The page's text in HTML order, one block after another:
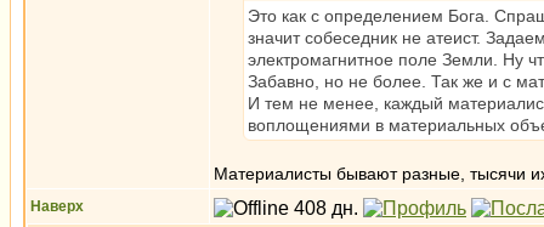
Это как с определением Бога.
значит собеседник не атеист.
электромагнитное поле Земли. Ну
Забавно, но не более. Так же и с
И тем не менее, каждый
воплощениями в материальных
Материалисты бывают разные, тысячи
Наверх